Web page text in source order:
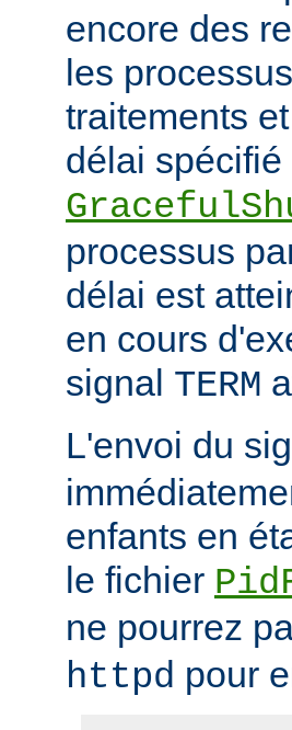
encore des
les
traitements
délai
processus
délai est
en cours
signal TERM
L'envoi du
enfants en
le fichier
ne pourrez
httpd pour